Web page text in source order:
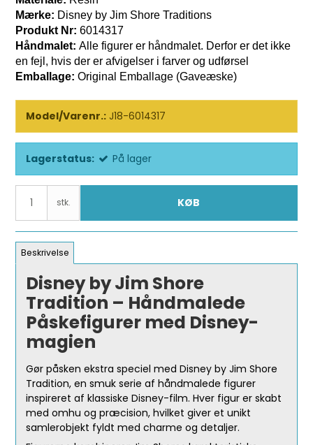
Mærke: Disney by Jim Shore Traditions
Produkt Nr: 6014317
Håndmalet: Alle figurer er håndmalet. Derfor er det ikke
en fejl, hvis der er afvigelser i farver og udførsel
Emballage: Original Emballage (Gaveæske)
Model/Varenr.: J18-6014317
Lagerstatus: På lager
stk. KØB
Beskrivelse
Disney by Jim Shore
Tradition – Håndmalede
Påskefigurer med Disney-
magien
Gør påsken ekstra speciel med Disney by Jim Shore
Tradition, en smuk serie af håndmalede figurer
inspireret af klassiske Disney-film. Hver figur er skabt
med omhu og præcision, hvilket giver et unikt
samlerobjekt fyldt med charme og detaljer.